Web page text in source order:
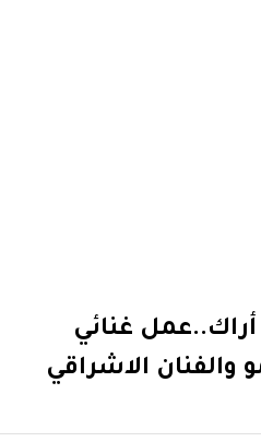
غنائي
والفنان الاشراقي